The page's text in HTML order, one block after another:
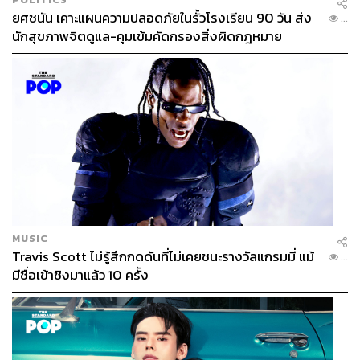
ยศชนัน เคาะแผนความปลอดภัยในรั้วโรงเรียน 90 วัน ส่ง
นักสุขภาพจิตดูแล-คุมเข้มคัดกรองสิ่งผิดกฎหมาย
...
MUSIC
Travis Scott ไม่รู้สึกกดดันที่ไม่เคยชนะรางวัลแกรมมี่ แม้
มีชื่อเข้าชิงมาแล้ว 10 ครั้ง
...